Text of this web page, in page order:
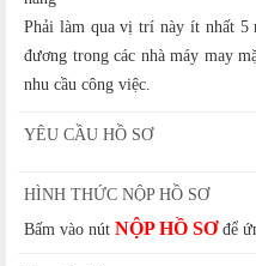
Phải làm qua vị trí này ít nhất
đương trong các nhà máy may
nhu cầu công việc.
YÊU CẦU HỒ SƠ
HÌNH THỨC NỘP HỒ SƠ
Bấm vào nút NỘP HỒ SƠđể